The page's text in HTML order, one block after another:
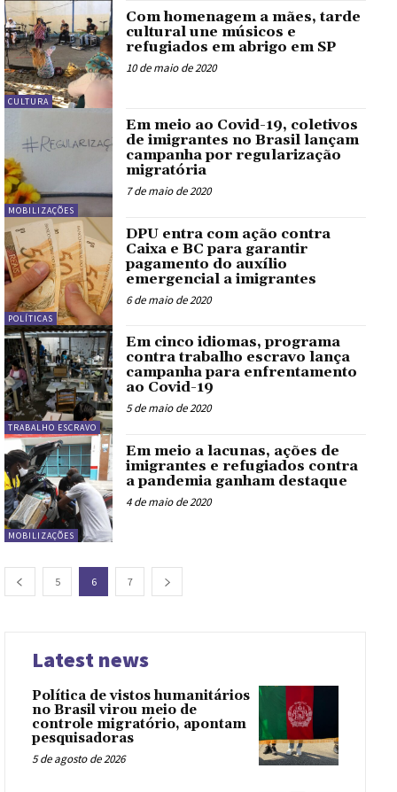
CULTURA
Com homenagem a mães, tarde
cultural une músicos e
refugiados em abrigo em SP
10 de maio de 2020
MOBILIZAÇÕES
Em meio ao Covid-19, coletivos
de imigrantes no Brasil lançam
campanha por regularização
migratória
7 de maio de 2020
POLÍTICAS
DPU entra com ação contra
Caixa e BC para garantir
pagamento do auxílio
emergencial a imigrantes
6 de maio de 2020
TRABALHO ESCRAVO
Em cinco idiomas, programa
contra trabalho escravo lança
campanha para enfrentamento
ao Covid-19
5 de maio de 2020
MOBILIZAÇÕES
Em meio a lacunas, ações de
imigrantes e refugiados contra
a pandemia ganham destaque
4 de maio de 2020
5 6 7
Latest news
Política de vistos humanitários
no Brasil virou meio de
controle migratório, apontam
pesquisadoras
5 de agosto de 2026